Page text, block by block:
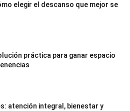
elegir el descanso que mejor se
práctica para ganar espacio
atención integral, bienestar y